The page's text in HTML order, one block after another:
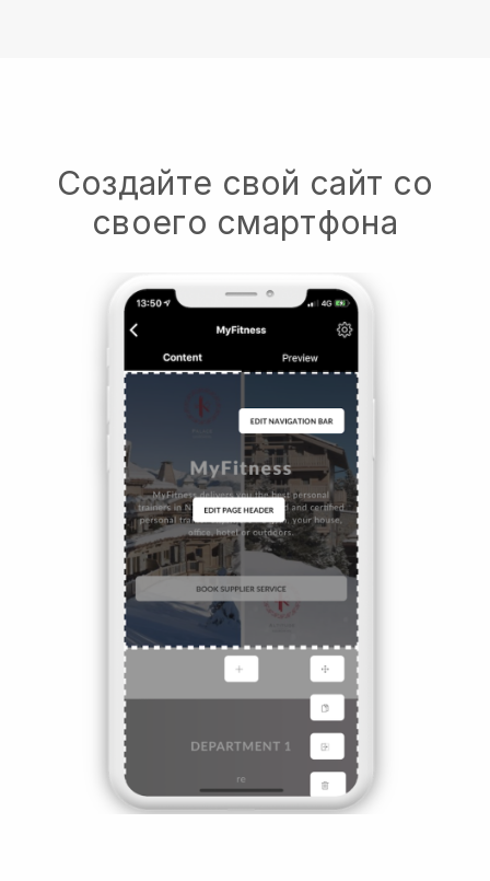
Создайте свой сайт со
своего смартфона